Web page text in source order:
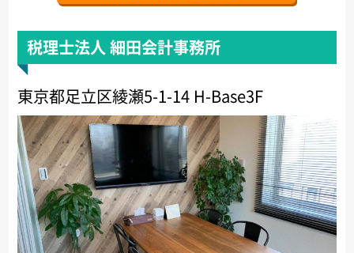
税理士法人 細田会計事務所
東京都足立区綾瀬5-1-14 H-Base3F